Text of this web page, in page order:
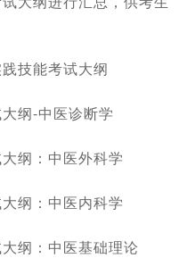
技能考试大纲
纲-中医诊断学
纲：中医外科学
纲：中医内科学
纲：中医基础理论